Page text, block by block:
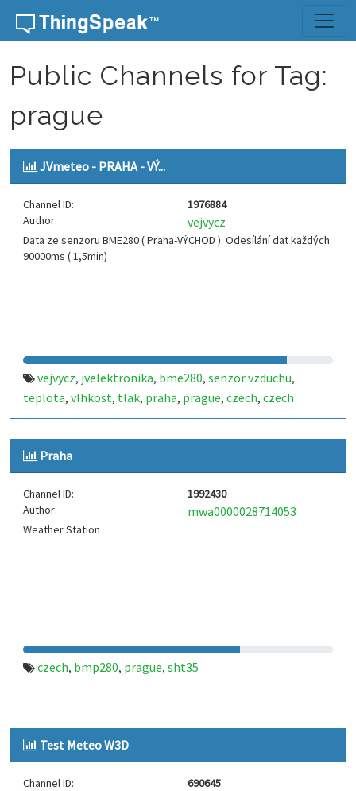
Skip to content
Public Channels for Tag:
prague
JVmeteo - PRAHA - VÝ...
Channel ID:
1976884
Author:
vejvycz
Data ze senzoru BME280 ( Praha-VÝCHOD ). Odesílání dat každých
90000ms ( 1,5min)
vejvycz, jvelektronika, bme280, senzor vzduchu,
teplota, vlhkost, tlak, praha, prague, czech, czech
republic,bohemia
Praha
Channel ID:
1992430
Author:
mwa0000028714053
Weather Station
czech, bmp280, prague, sht35
Test Meteo W3D
Channel ID:
690645